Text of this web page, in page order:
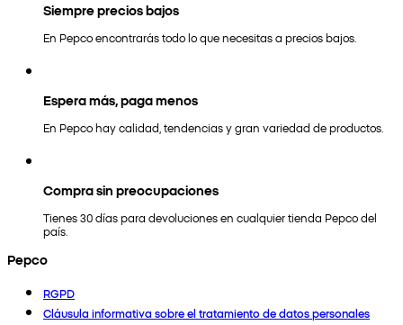
Siempre precios bajos
En Pepco encontrarás todo lo que necesitas a precios bajos.
Espera más, paga menos
En Pepco hay calidad, tendencias y gran variedad de productos.
Compra sin preocupaciones
Tienes 30 días para devoluciones en cualquier tienda Pepco del
país.
Pepco
RGPD
Cláusula informativa sobre el tratamiento de datos personales